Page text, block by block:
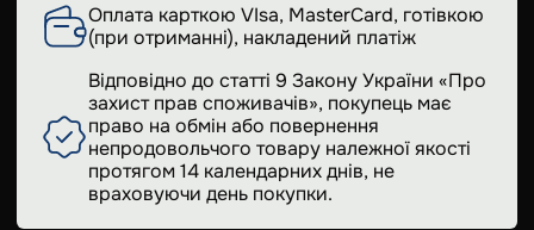
Оплата карткою VIsa, MasterCard, готівкою
(при отриманні), накладений платіж
Відповідно до статті 9 Закону України «Про
захист прав споживачів», покупець має
право на обмін або повернення
непродовольчого товару належної якості
протягом 14 календарних днів, не
враховуючи день покупки.